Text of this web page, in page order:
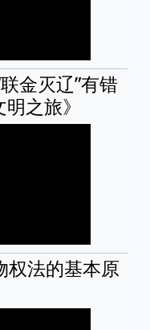
金灭辽”有错
之旅》
法的基本原